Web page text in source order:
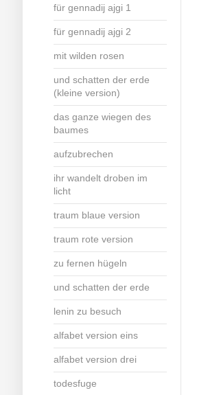
für gennadij ajgi 1
für gennadij ajgi 2
mit wilden rosen
und schatten der erde
(kleine version)
das ganze wiegen des
baumes
aufzubrechen
ihr wandelt droben im
licht
traum blaue version
traum rote version
zu fernen hügeln
und schatten der erde
lenin zu besuch
alfabet version eins
alfabet version drei
todesfuge